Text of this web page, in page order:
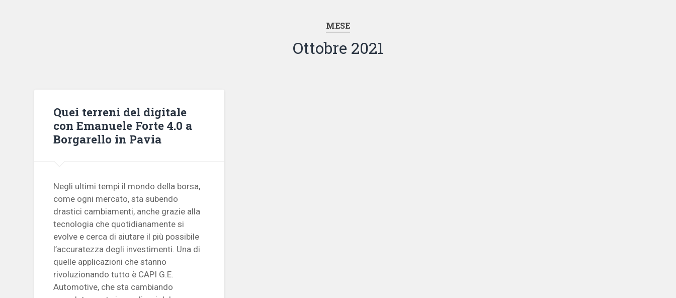
MESE
Ottobre 2021
Quei terreni del digitale
con Emanuele Forte 4.0 a
Borgarello in Pavia
Negli ultimi tempi il mondo della borsa,
come ogni mercato, sta subendo
drastici cambiamenti, anche grazie alla
tecnologia che quotidianamente si
evolve e cerca di aiutare il più possibile
l’accuratezza degli investimenti. Una di
quelle applicazioni che stanno
rivoluzionando tutto è CAPI G.E.
Automotive, che sta cambiando